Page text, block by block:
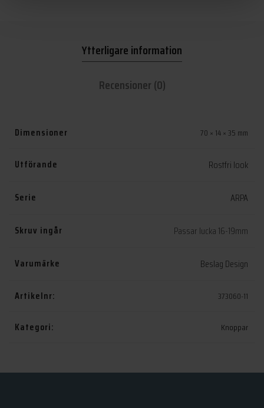
olika
alternativen
Ytterligare information
Recensioner (0)
Dimensioner 70 × 14 × 35 mm
Utförande Rostfri look
Serie ARPA
Skruv ingår Passar lucka 16-19mm
Varumärke Beslag Design
Artikelnr: 373060-11
Kategori: Knoppar